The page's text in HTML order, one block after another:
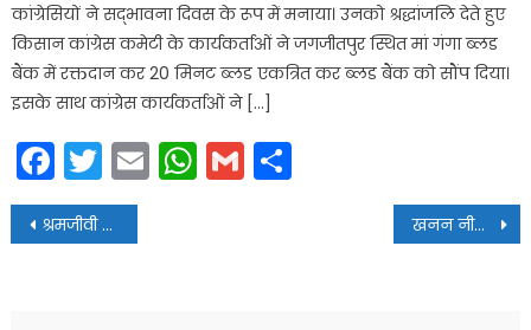
कांग्रेसियों ने सद्भावना दिवस के रूप में मनाया। उनको श्रद्धांजलि देते हुए
किसान कांग्रेस कमेटी के कार्यकर्ताओं ने जगजीतपुर स्थित मां गंगा ब्लड
बैंक में रक्तदान कर 20 मिनट ब्लड एकत्रित कर ब्लड बैंक को सौंप दिया।
इसके साथ कांग्रेस कार्यकर्ताओं ने […]
Facebook
Twitter
EmailWhatsApp
Gmail
Post
navigation
श्रमजीवी पत्रकार यूनियन की नवगठित कार्यकारिणीं का अखाड़ा परिषद् अध्यक्ष ने किया स्वागत खनन नीति पर उत्तराखंड में ‘नई राजनीति’ की पटकथा!